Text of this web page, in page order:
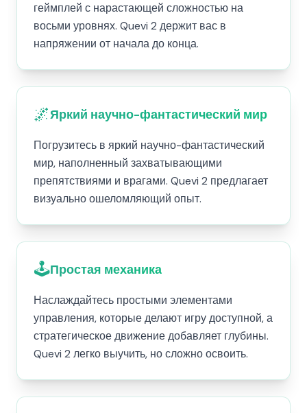
геймплей с нарастающей сложностью на
восьми уровнях. Quevi 2 держит вас в
напряжении от начала до конца.
🌌Яркий научно-фантастический мир
Погрузитесь в яркий научно-фантастический
мир, наполненный захватывающими
препятствиями и врагами. Quevi 2 предлагает
визуально ошеломляющий опыт.
🕹️Простая механика
Наслаждайтесь простыми элементами
управления, которые делают игру доступной, а
стратегическое движение добавляет глубины.
Quevi 2 легко выучить, но сложно освоить.